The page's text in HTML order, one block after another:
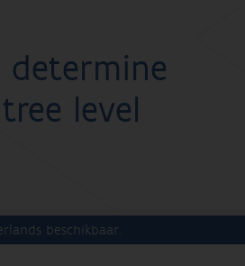
level
beschikbaar.